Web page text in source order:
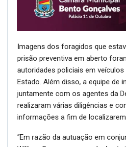
Imagens dos foragidos que
prisão preventiva em aberto
autoridades policiais em
Estado. Além disso, a equipe de
juntamente com os agentes da
realizaram várias diligências e
informações a fim de
“Em razão da autuação em